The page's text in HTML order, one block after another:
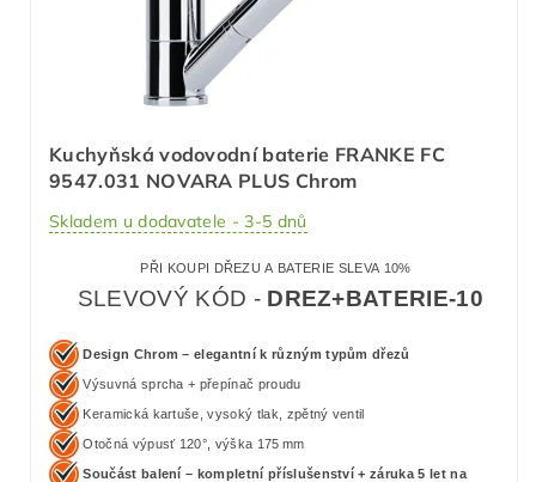
Kuchyňská vodovodní baterie FRANKE FC
9547.031 NOVARA PLUS Chrom
Skladem u dodavatele - 3-5 dnů
PŘI KOUPI DŘEZU A BATERIE SLEVA 10%
SLEVOVÝ KÓD - DREZ+BATERIE-10
Design Chrom – elegantní k různým typům dřezů
Výsuvná sprcha + přepínač proudu
Keramická kartuše, vysoký tlak, zpětný ventil
Otočná výpusť 120°, výška 175 mm
Součást balení – kompletní příslušenství + záruka 5 let na